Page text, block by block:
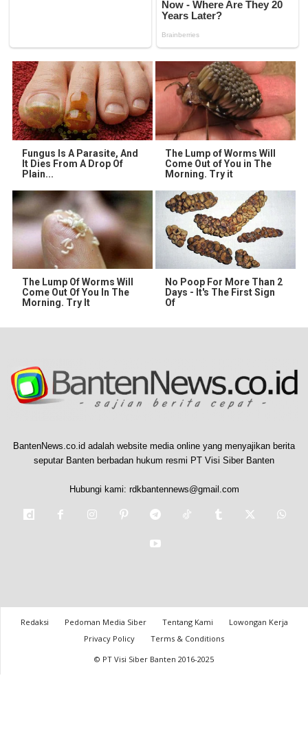
Fungus Is A Parasite, And
It Dies From A Drop Of
Plain...
The Lump of Worms Will
Come Out of You in The
Morning. Try it
The Lump Of Worms Will
Come Out Of You In The
Morning. Try It
No Poop For More Than 2
Days - It's The First Sign
Of
BantenNews.co.id adalah website media online yang menyajikan berita
seputar Banten berbadan hukum resmi PT Visi Siber Banten
Hubungi kami: rdkbantennews@gmail.com
Redaksi Pedoman Media Siber Tentang Kami
Lowongan Kerja
Privacy Policy
Terms & Conditions
© PT Visi Siber Banten 2016-2025